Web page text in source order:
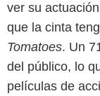
ver su
que la cinta
Tomatoes. Un
del público, lo
películas de